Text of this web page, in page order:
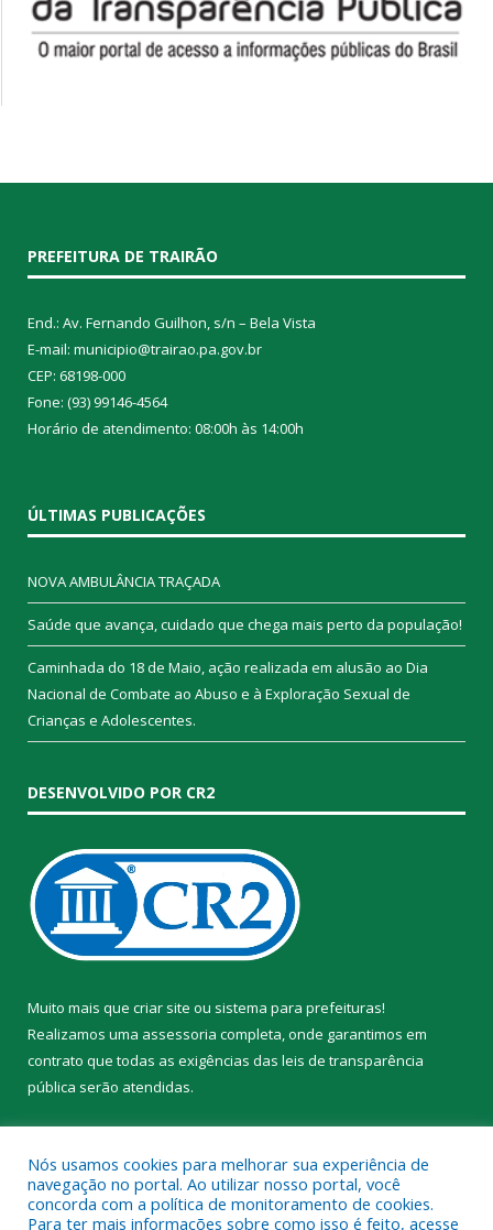
PREFEITURA DE TRAIRÃO
End.: Av. Fernando Guilhon, s/n – Bela Vista
E-mail: municipio@trairao.pa.gov.br
CEP: 68198-000
Fone: (93) 99146-4564
Horário de atendimento: 08:00h às 14:00h
ÚLTIMAS PUBLICAÇÕES
NOVA AMBULÂNCIA TRAÇADA
Saúde que avança, cuidado que chega mais perto da população!
Caminhada do 18 de Maio, ação realizada em alusão ao Dia
Nacional de Combate ao Abuso e à Exploração Sexual de
Crianças e Adolescentes.
DESENVOLVIDO POR CR2
Muito mais que criar site ou sistema para prefeituras!
Realizamos uma assessoria completa, onde garantimos em
contrato que todas as exigências das leis de transparência
pública serão atendidas.
Nós usamos cookies para melhorar sua experiência de
navegação no portal. Ao utilizar nosso portal, você
concorda com a política de monitoramento de cookies.
Para ter mais informações sobre como isso é feito, acesse